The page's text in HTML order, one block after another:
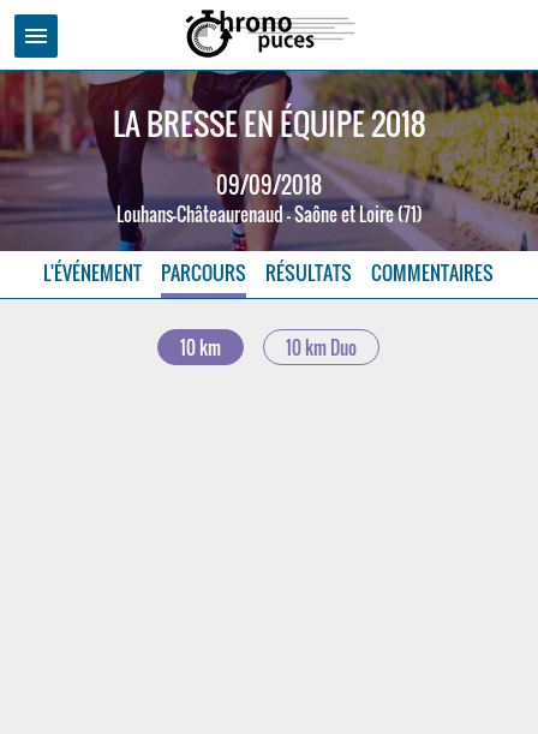
menu
LA BRESSE EN ÉQUIPE 2018
09/09/2018
Louhans-Châteaurenaud - Saône et Loire (71)
L'ÉVÉNEMENT PARCOURS RÉSULTATS COMMENTAIRES
10 km 10 km Duo